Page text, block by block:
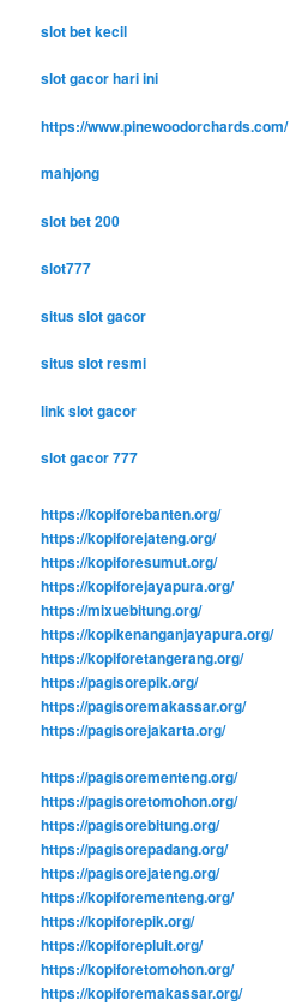
slot bet kecil
slot gacor hari ini
https://www.pinewoodorchards.com/
mahjong
slot bet 200
slot777
situs slot gacor
situs slot resmi
link slot gacor
slot gacor 777
https://kopiforebanten.org/
https://kopiforejateng.org/
https://kopiforesumut.org/
https://kopiforejayapura.org/
https://mixuebitung.org/
https://kopikenanganjayapura.org/
https://kopiforetangerang.org/
https://pagisorepik.org/
https://pagisoremakassar.org/
https://pagisorejakarta.org/
https://pagisorementeng.org/
https://pagisoretomohon.org/
https://pagisorebitung.org/
https://pagisorepadang.org/
https://pagisorejateng.org/
https://kopiforementeng.org/
https://kopiforepik.org/
https://kopiforepluit.org/
https://kopiforetomohon.org/
https://kopiforemakassar.org/